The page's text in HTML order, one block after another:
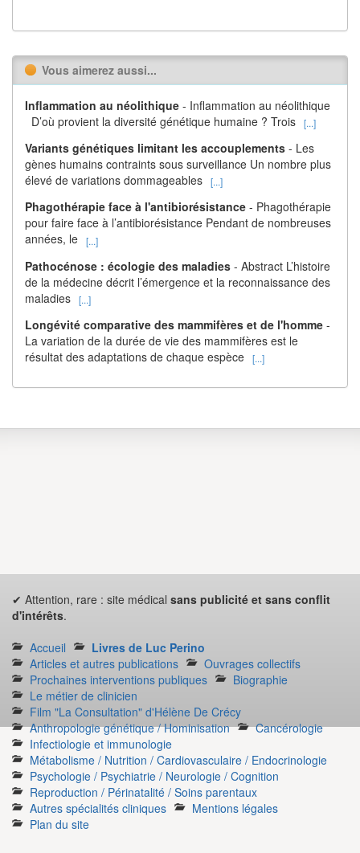
Vous aimerez aussi...
Inflammation au néolithique - Inflammation au néolithique
D’où provient la diversité génétique humaine ? Trois [...]
Variants génétiques limitant les accouplements - Les
gènes humains contraints sous surveillance Un nombre plus
élevé de variations dommageables [...]
Phagothérapie face à l'antibiorésistance - Phagothérapie
pour faire face à l’antibiorésistance Pendant de nombreuses
années, le [...]
Pathocénose : écologie des maladies - Abstract L’histoire
de la médecine décrit l’émergence et la reconnaissance des
maladies [...]
Longévité comparative des mammifères et de l'homme -
La variation de la durée de vie des mammifères est le
résultat des adaptations de chaque espèce [...]
✔ Attention, rare : site médical sans publicité et sans conflit
d'intérêts.
Accueil
Livres de Luc Perino
Articles et autres publications
Ouvrages collectifs
Prochaines interventions publiques
Biographie
Le métier de clinicien
Film "La Consultation" d'Hélène De Crécy
Anthropologie génétique / Hominisation
Cancérologie
Infectiologie et immunologie
Métabolisme / Nutrition / Cardiovasculaire / Endocrinologie
Psychologie / Psychiatrie / Neurologie / Cognition
Reproduction / Périnatalité / Soins parentaux
Autres spécialités cliniques
Mentions légales
Plan du site